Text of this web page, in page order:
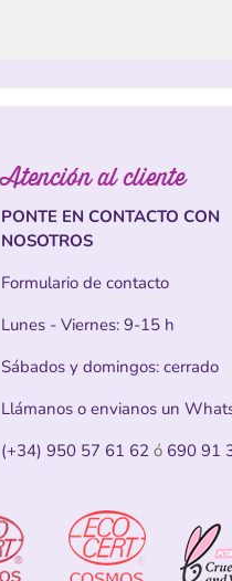
Atención al cliente
PONTE EN CONTACTO CON
NOSOTROS
Formulario de contacto
Lunes - Viernes: 9-15 h
Sábados y domingos: cerrado
Llámanos o envianos un
(+34) 950 57 61 62 ó 690 91